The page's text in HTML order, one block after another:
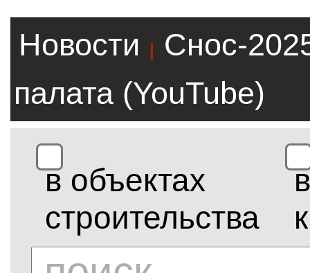
Новости |
Снос-
палата (YouTube)
в объектах
строительства
в